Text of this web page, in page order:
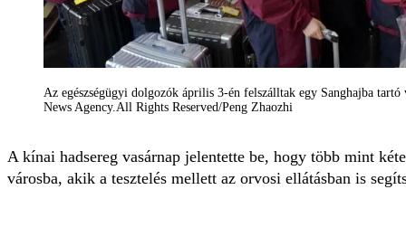
Az egészségügyi dolgozók április 3-én felszálltak egy Sanghajba
News Agency.All Rights Reserved/Peng Zhaozhi
A kínai hadsereg vasárnap jelentette be, hogy több mint
városba, akik a tesztelés mellett az orvosi ellátásban is